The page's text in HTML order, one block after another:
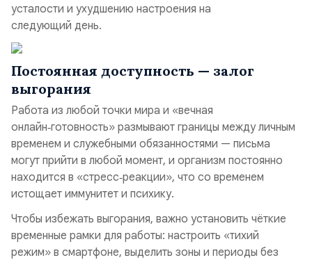
усталости и ухудшению настроения на
следующий день.
Постоянная доступность — залог
выгорания
Работа из любой точки мира и «вечная
онлайн‑готовность» размывают границы между личным
временем и служебными обязанностями — письма
могут прийти в любой момент, и организм постоянно
находится в «стресс‑реакции», что со временем
истощает иммунитет и психику.
Чтобы избежать выгорания, важно установить чёткие
временные рамки для работы: настроить «тихий
режим» в смартфоне, выделить зоны и периоды без